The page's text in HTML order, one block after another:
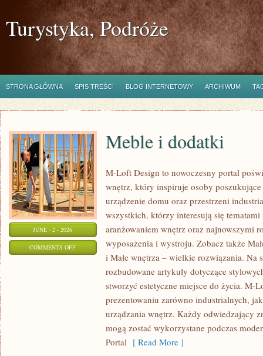
Turystyka, Podróże
STRONA GŁÓWNA SPIS TREŚCI BLOG INTERNETOWY ARCHIWUM
JUNE - 2 - 2026
COMMENTS OFFON
Meble i dodatki
M-Loft Design to nowoczesny portal
wnętrz, który inspiruje osoby
urządzenie domu oraz przestrzeni
wszystkich, którzy interesują się
aranżowaniem wnętrz oraz najnowszymi
wyposażenia i wystroju. Zobacz także
i Małe wnętrza – wielkie rozwiązania. Na
rozbudowane artykuły dotyczące
stworzyć estetyczne miejsce do życia. M-
prezentowaniu zarówno industrialnych,
urządzania wnętrz. Każdy odwiedzający
mogą zostać wykorzystane podczas
Portal [ Read More ]